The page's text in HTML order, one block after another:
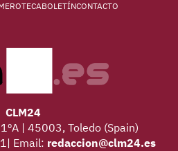
BOLETÍNCONTACTO
CLM24
| 45003, Toledo (Spain)
Email: redaccion@clm24.es